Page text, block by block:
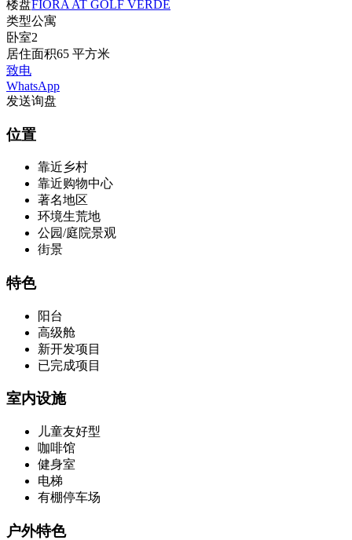
楼盘FIORA AT GOLF VERDE
类型公寓
卧室2
居住面积65 平方米
致电
WhatsApp
发送询盘
位置
靠近乡村
靠近购物中心
著名地区
环境生荒地
公园/庭院景观
街景
特色
阳台
高级舱
新开发项目
已完成项目
室内设施
儿童友好型
咖啡馆
健身室
电梯
有棚停车场
户外特色